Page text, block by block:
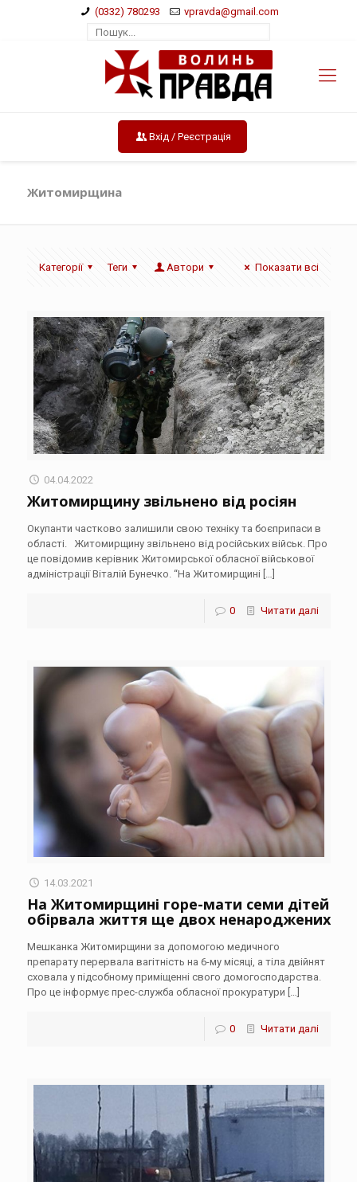
(0332) 780293 vpravda@gmail.com
Вхід / Реєстрація
Житомирщина
Категорії Теги Автори Показати всі
04.04.2022
Житомирщину звільнено від росіян
Окупанти частково залишили свою техніку та боєприпаси в
області. Житомирщину звільнено від російських військ. Про
це повідомив керівник Житомирської обласної військової
адміністрації Віталій Бунечко. “На Житомирщині […]
0 Читати далі
14.03.2021
На Житомирщині горе-мати семи дітей
обірвала життя ще двох ненароджених
Мешканка Житомирщини за допомогою медичного
препарату перервала вагітність на 6-му місяці, а тіла двійнят
сховала у підсобному приміщенні свого домогосподарства.
Про це інформує прес-служба обласної прокуратури […]
0 Читати далі